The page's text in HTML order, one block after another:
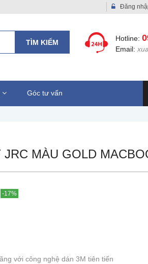
Đăng
Hotline:
Email:
TÌM KIẾM
Góc tư vấn
MÀU GOLD
-17%
với công nghệ dán 3M tiên tiến